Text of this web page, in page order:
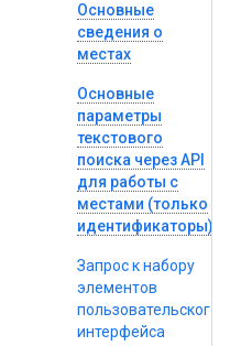
Основные
сведения о
местах
Основные
параметры
текстового
поиска через API
для работы с
местами (только
идентификаторы)
Запрос к набору
элементов
пользовательского
интерфейса